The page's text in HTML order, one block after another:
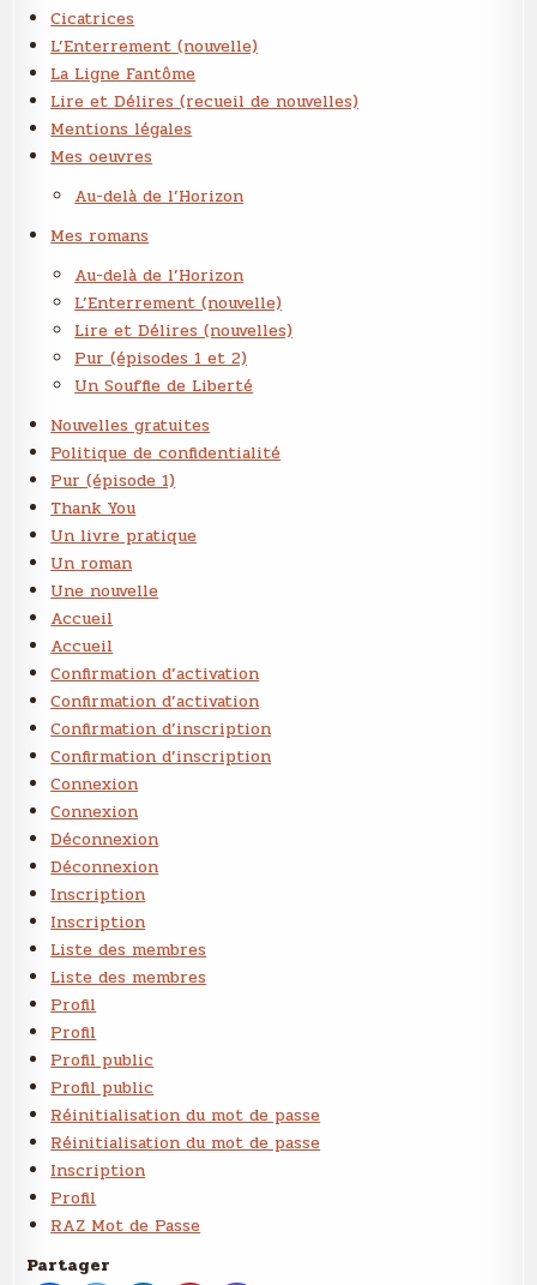
Cicatrices
L’Enterrement (nouvelle)
La Ligne Fantôme
Lire et Délires (recueil de nouvelles)
Mentions légales
Mes oeuvres
Au-delà de l’Horizon
Mes romans
Au-delà de l’Horizon
L’Enterrement (nouvelle)
Lire et Délires (nouvelles)
Pur (épisodes 1 et 2)
Un Souffle de Liberté
Nouvelles gratuites
Politique de confidentialité
Pur (épisode 1)
Thank You
Un livre pratique
Un roman
Une nouvelle
Accueil
Accueil
Confirmation d’activation
Confirmation d’activation
Confirmation d’inscription
Confirmation d’inscription
Connexion
Connexion
Déconnexion
Déconnexion
Inscription
Inscription
Liste des membres
Liste des membres
Profil
Profil
Profil public
Profil public
Réinitialisation du mot de passe
Réinitialisation du mot de passe
Inscription
Profil
RAZ Mot de Passe
Partager